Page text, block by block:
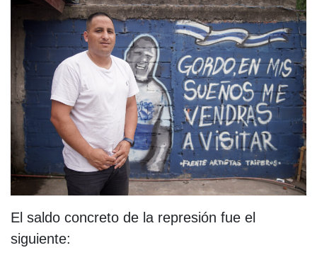
El saldo concreto de la represión fue el
siguiente: